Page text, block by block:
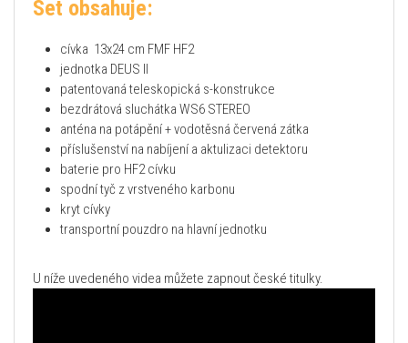
Set obsahuje:
cívka 13x24 cm FMF HF2
jednotka DEUS II
patentovaná teleskopická s-konstrukce
bezdrátová sluchátka WS6 STEREO
anténa na potápění + vodotěsná červená zátka
příslušenství na nabíjení a aktulizaci detektoru
baterie pro HF2 cívku
spodní tyč z vrstveného karbonu
kryt cívky
transportní pouzdro na hlavní jednotku
U níže uvedeného videa můžete zapnout české titulky.